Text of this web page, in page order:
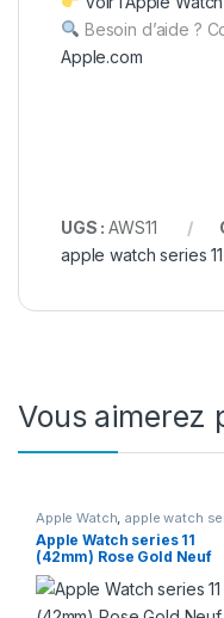
Besoin d’aide ?
Apple.com
UGS :AWS11
apple watch series 11
Vous aimerez
Apple Watch, apple watch
11
Apple Watch series 11
(42mm) Rose Gold Neuf